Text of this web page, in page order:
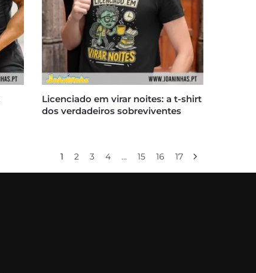
Licenciado em virar noites: a t-shirt
dos verdadeiros sobreviventes
1 2 3 4 … 15 16 17